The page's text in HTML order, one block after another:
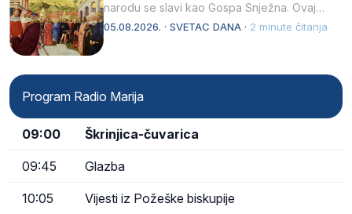
narodu se slavi kao Gospa Snježna. Ovaj
naziv, Sancta Maria…
05.08.2026. · SVETAC DANA · 2 minute čitanja
Program Radio Marija
09:00 Škrinjica-čuvarica
09:45 Glazba
10:05 Vijesti iz Požeške biskupije